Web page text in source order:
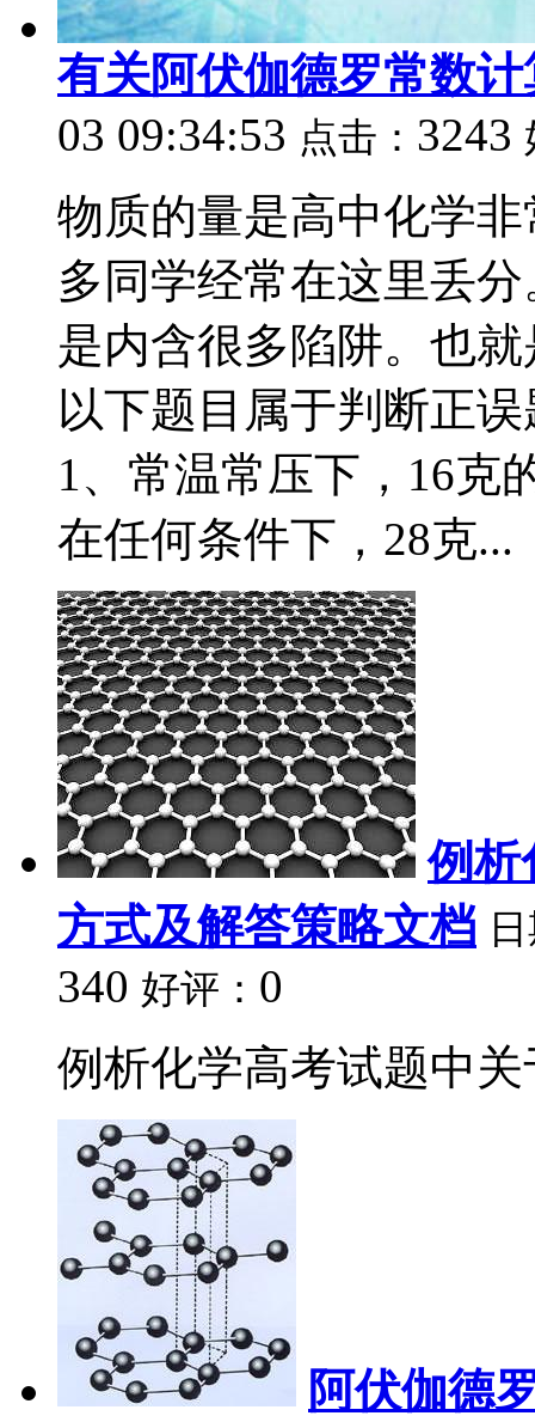
有关阿伏伽德罗常数
03 09:34:53 点击： 3243
物质的量是高中化学
多同学经常在这里丢
是内含很多陷阱。也
以下题目属于判断正
1、常温常压下，16克
在任何条件下，28克...
例析
方式及解答策略文档
340 好评： 0
例析化学高考试题中
阿伏伽德